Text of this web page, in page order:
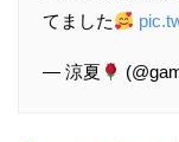
てました
— 涼夏